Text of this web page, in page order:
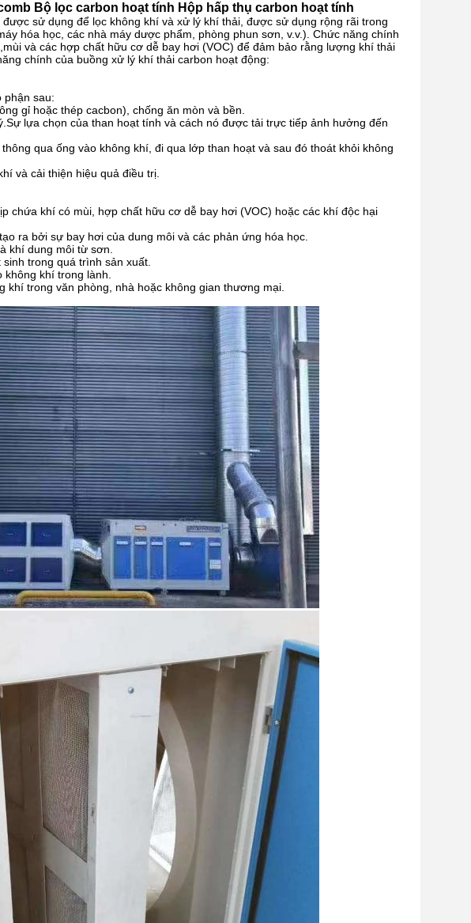
Bộ lọc carbon hoạt tính Hộp hấp thụ carbon hoạt tính
sử dụng để lọc không khí và xử lý khí thải, được sử dụng rộng rãi trong
hóa học, các nhà máy dược phẩm, phòng phun sơn, v.v.). Chức năng chính
và các hợp chất hữu cơ dễ bay hơi (VOC) để đảm bảo rằng lượng khí thải
chính của buồng xử lý khí thải carbon hoạt động:
phận sau:
gỉ hoặc thép cacbon), chống ăn mòn và bền.
lựa chọn của than hoạt tính và cách nó được tải trực tiếp ảnh hưởng đến
qua ống vào không khí, đi qua lớp than hoạt và sau đó thoát khỏi không
và cải thiện hiệu quả điều trị.
chứa khí có mùi, hợp chất hữu cơ dễ bay hơi (VOC) hoặc các khí độc hại
ra bởi sự bay hơi của dung môi và các phản ứng hóa học.
khí dung môi từ sơn.
trong quá trình sản xuất.
khí trong lành.
trong văn phòng, nhà hoặc không gian thương mại.